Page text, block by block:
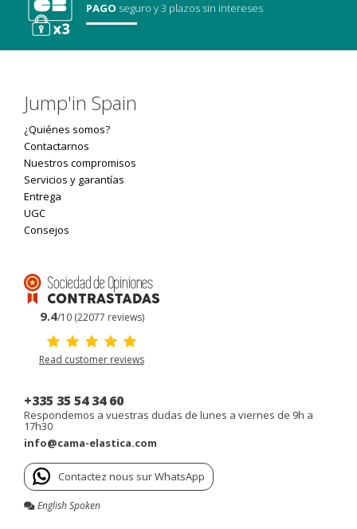
PAGO seguroy 3 plazos sin intereses
Jump'in Spain
¿Quiénes somos?
Contactarnos
Nuestros compromisos
Servicios y garantías
Entrega
UGC
Consejos
9.4/10 (22077 reviews)
Read customer reviews
+335 35 54 34 60
Respondemos a vuestras dudas de lunes a viernes de 9h a
17h30
info@cama-elastica.com
Contactez nous sur WhatsApp
English Spoken